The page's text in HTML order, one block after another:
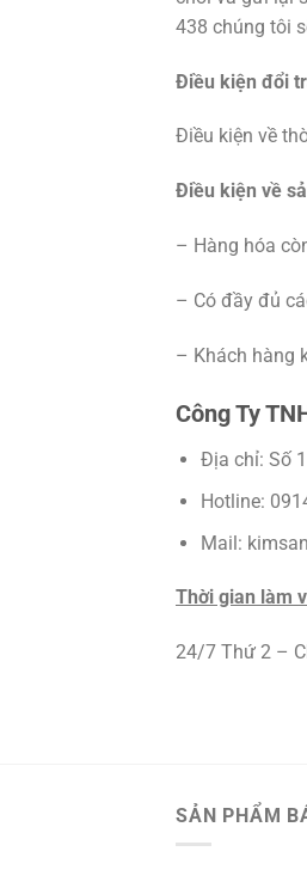
438 chúng tôi
Điều kiện đổi
Điều kiện về
Điều kiện về
– Hàng hóa
– Có đầy đủ
– Khách hàng
Công Ty
Địa chỉ: Số
Hotline:
Mail:
Thời gian làm
24/7 Thứ 2 –
SẢN PHẨM